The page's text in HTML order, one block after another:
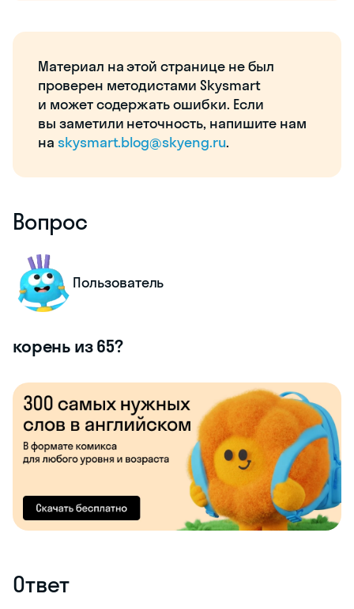
Материал на этой странице не был
проверен методистами Skysmart
и может содержать ошибки. Если
вы заметили неточность, напишите нам
на skysmart.blog@skyeng.ru.
Вопрос
Пользователь
корень из 65?
Ответ